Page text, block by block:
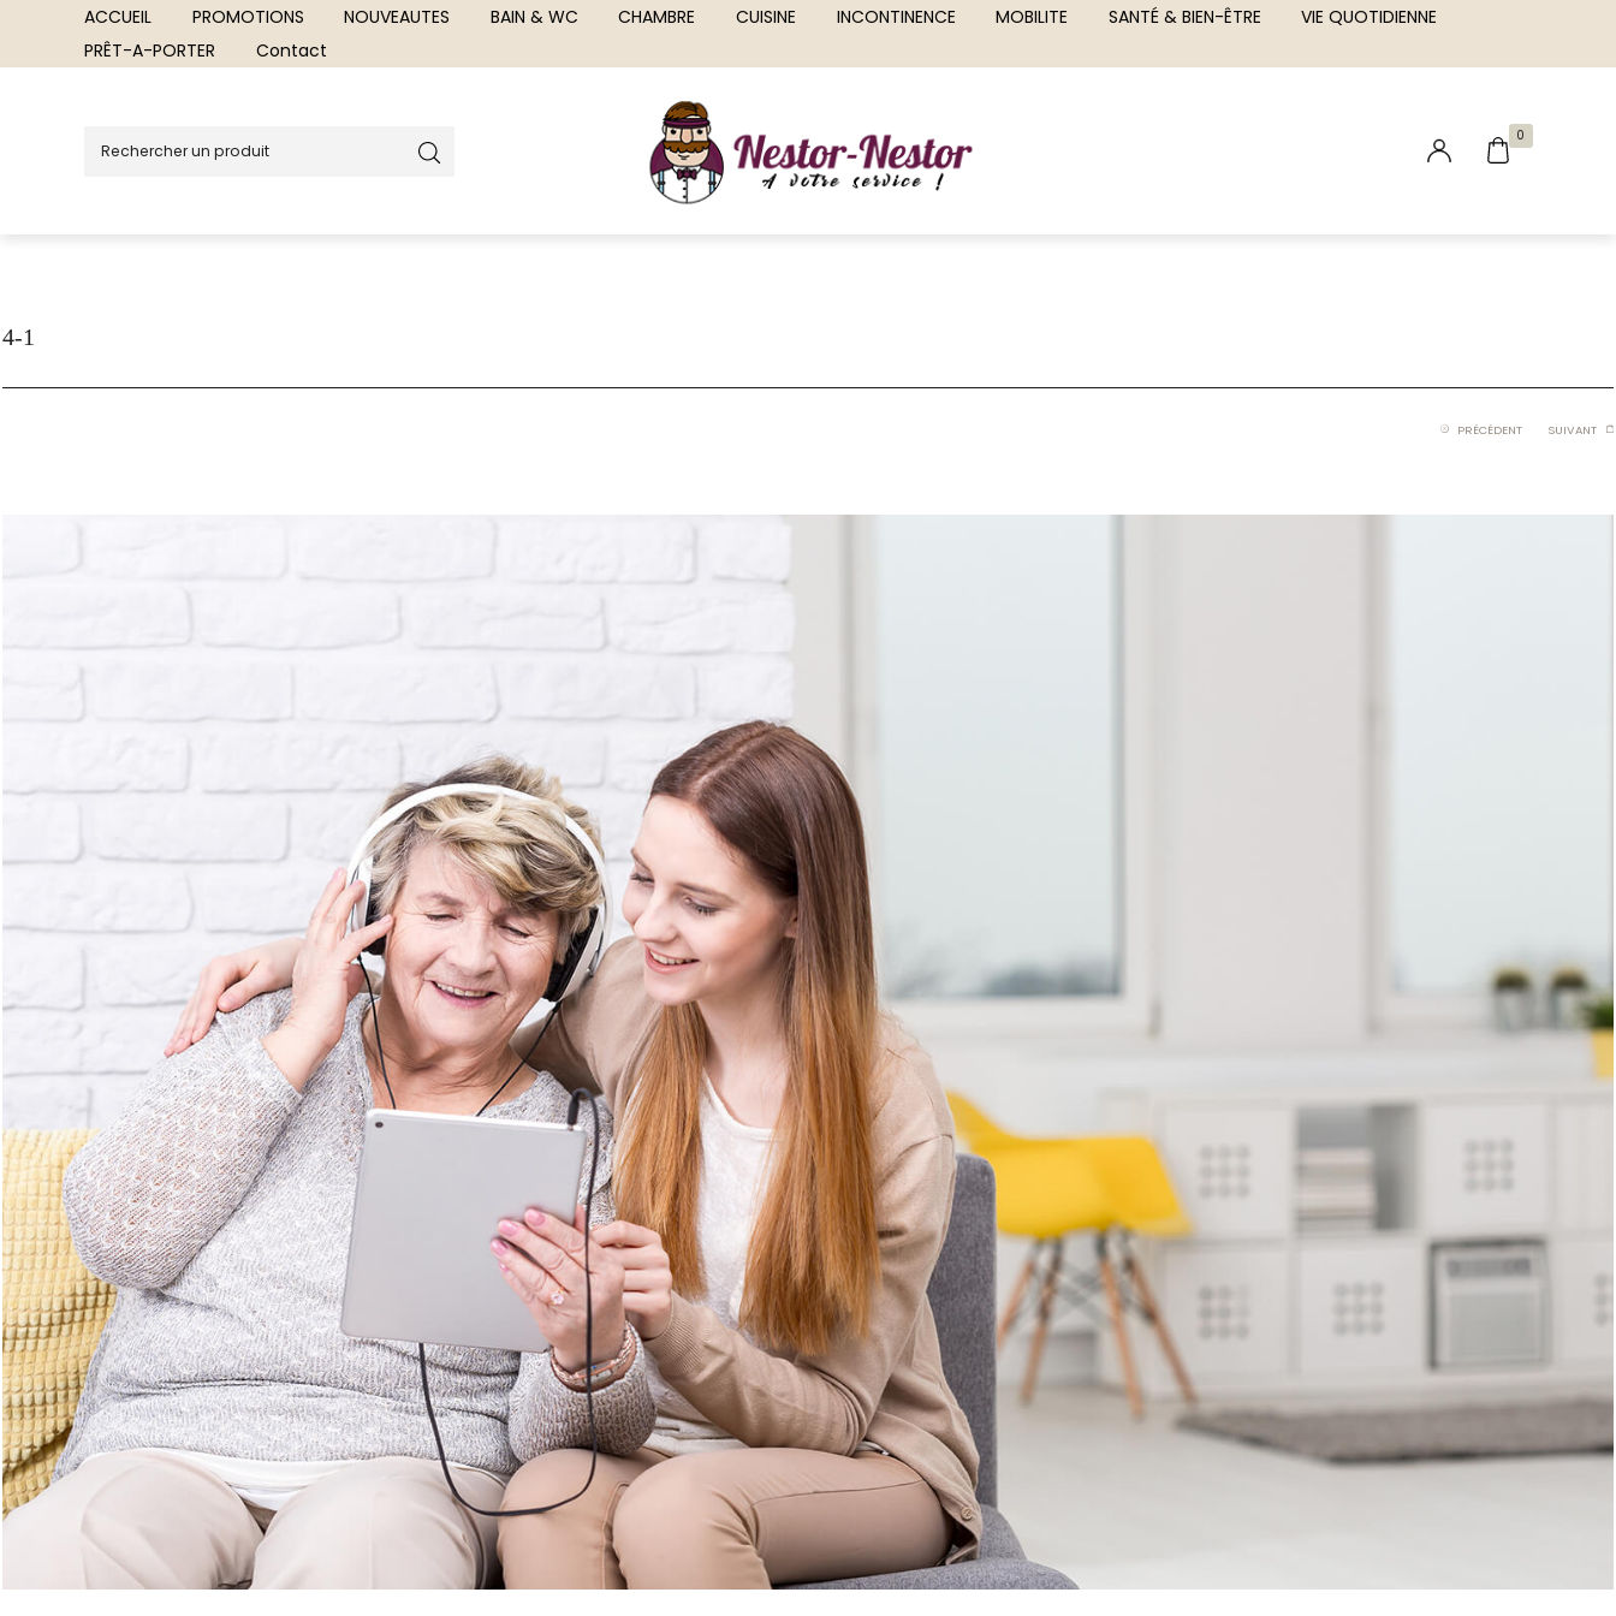
ACCUEIL PROMOTIONS NOUVEAUTES BAIN & WC CHAMBRE CUISINE INCONTINENCE MOBILITE SANTÉ & BIEN-ÊTRE
VIE QUOTIDIENNE
PRÊT-A-PORTER
Contact
0
4-1
PRÉCÉDENT SUIVANT